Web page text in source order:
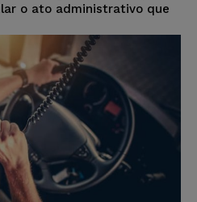
o ato administrativo que